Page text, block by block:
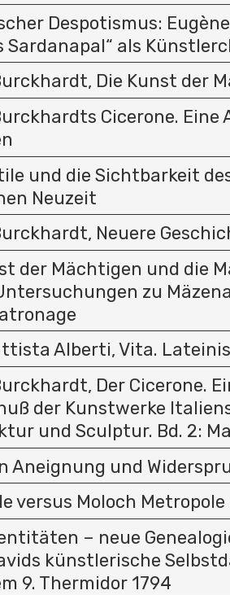
Despotismus: Eugène
Sardanapal“ als
Die Kunst der
Cicerone. Eine
und die Sichtbarkeit
Neuzeit
Neuere
der Mächtigen und die
zu
Alberti, Vita.
Der Cicerone.
der Kunstwerke
und Sculptur. Bd. 2:
Aneignung und
versus Moloch Metropole
– neue
künstlerische
9. Thermidor 1794